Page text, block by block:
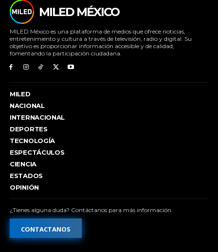
MILED MÉXICO
MILED México es una plataforma de medios que ofrece noticias,
entretenimiento y cultura a través de televisión, radio y digital. Su
objetivo es proporcionar información accesible y de calidad,
fomentando la participación ciudadana.
MILED
NACIONAL
INTERNACIONAL
DEPORTES
TECNOLOGÍA
ESPECTÁCULOS
CIENCIA
ESTADOS
OPINIÓN
¿Tienes alguna duda? Contáctanos para más información.
CONTACTANOS